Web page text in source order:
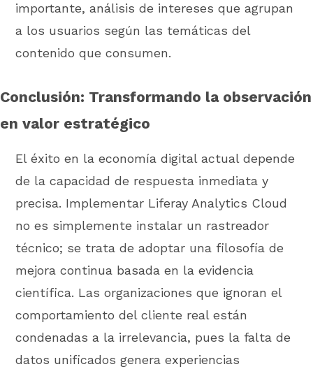
importante, análisis de intereses que agrupan
a los usuarios según las temáticas del
contenido que consumen.
Conclusión: Transformando la observación
en valor estratégico
El éxito en la economía digital actual depende
de la capacidad de respuesta inmediata y
precisa. Implementar Liferay Analytics Cloud
no es simplemente instalar un rastreador
técnico; se trata de adoptar una filosofía de
mejora continua basada en la evidencia
científica. Las organizaciones que ignoran el
comportamiento del cliente real están
condenadas a la irrelevancia, pues la falta de
datos unificados genera experiencias